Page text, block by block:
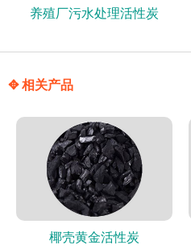
养殖厂污水处理活性炭
✥ 相关产品
椰壳黄金活性炭